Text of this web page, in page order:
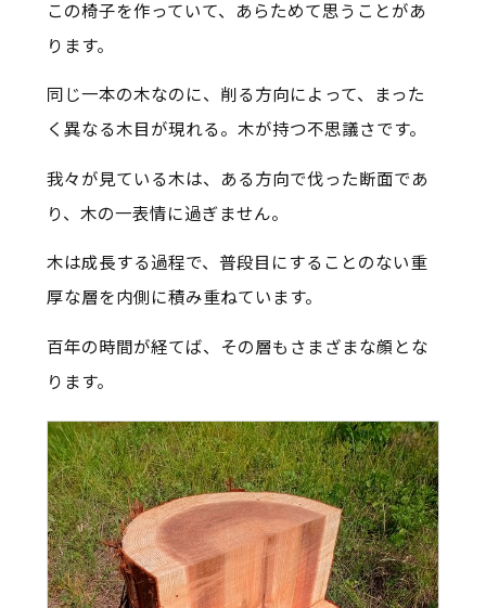
この椅子を作っていて、あらためて思うことがあ
ります。
同じ一本の木なのに、削る方向によって、まった
く異なる木目が現れる。木が持つ不思議さです。
我々が見ている木は、ある方向で伐った断面であ
り、木の一表情に過ぎません。
木は成長する過程で、普段目にすることのない重
厚な層を内側に積み重ねています。
百年の時間が経てば、その層もさまざまな顔とな
ります。